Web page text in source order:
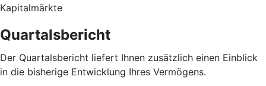
Kapitalmärkte
Quartalsbericht
Der Quartalsbericht liefert Ihnen zusätzlich einen Einblick
in die bisherige Entwicklung Ihres Vermögens.